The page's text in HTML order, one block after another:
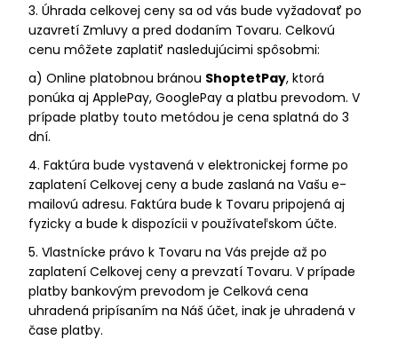
3. Úhrada celkovej ceny sa od vás bude vyžadovať po
uzavretí Zmluvy a pred dodaním Tovaru. Celkovú
cenu môžete zaplatiť nasledujúcimi spôsobmi:
a) Online platobnou bránou ShoptetPay, ktorá
ponúka aj ApplePay, GooglePay a platbu prevodom. V
prípade platby touto metódou je cena splatná do 3
dní.
4. Faktúra bude vystavená v elektronickej forme po
zaplatení Celkovej ceny a bude zaslaná na Vašu e-
mailovú adresu. Faktúra bude k Tovaru pripojená aj
fyzicky a bude k dispozícii v používateľskom účte.
5. Vlastnícke právo k Tovaru na Vás prejde až po
zaplatení Celkovej ceny a prevzatí Tovaru. V prípade
platby bankovým prevodom je Celková cena
uhradená pripísaním na Náš účet, inak je uhradená v
čase platby.